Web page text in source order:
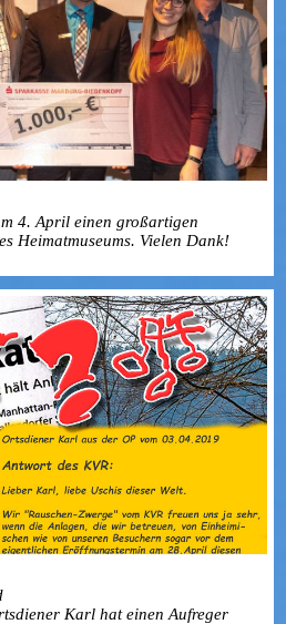
4. April einen großartigen
Heimatmuseums. Vielen Dank!
Karl hat einen Aufreger